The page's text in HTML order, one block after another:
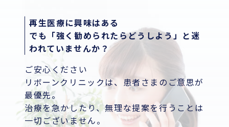
再生医療に興味はある
でも「強く勧められたらどうしよう」と迷
われていませんか？
ご安心ください
リボーンクリニックは、患者さまのご意思が
最優先。
治療を急かしたり、無理な提案を行うことは
一切ございません。